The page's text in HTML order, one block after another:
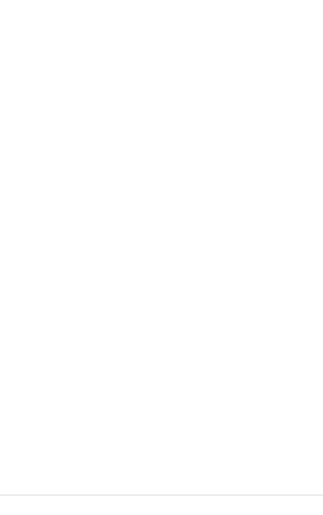
훈련 모집